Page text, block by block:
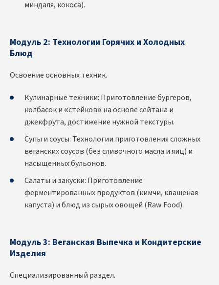
миндаля, кокоса).
Модуль 2: Технологии Горячих и Холодных
Блюд
Освоение основных техник.
Кулинарные техники: Приготовление бургеров,
колбасок и «стейков» на основе сейтана и
джекфрута, достижение нужной текстуры.
Супы и соусы: Технологии приготовления сложных
веганских соусов (без сливочного масла и яиц) и
насыщенных бульонов.
Салаты и закуски: Приготовление
ферментированных продуктов (кимчи, квашеная
капуста) и блюд из сырых овощей (Raw Food).
Модуль 3: Веганская Выпечка и Кондитерские
Изделия
Специализированный раздел.